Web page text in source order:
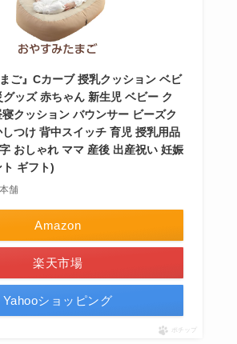
まご』Cカーブ 授乳クッション ベビ
ッズ 赤ちゃん 新生児 ベビー ク
クッション バウンサー ビーズク
つけ 背中スイッチ 育児 授乳用品
おしゃれ ママ 産後 出産祝い 妊娠
ギフト)
舗
Amazon
楽天市場
Yahooショッピング
ポチップ